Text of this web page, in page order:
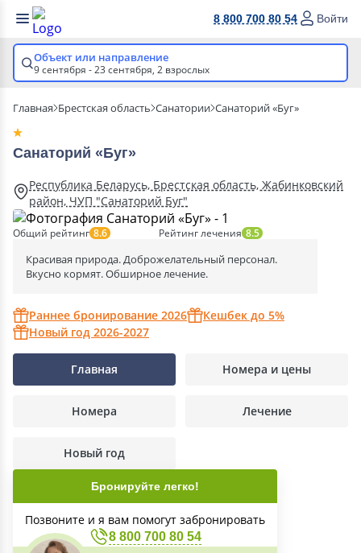
8 800 700 80 54 Войти
Объект или направление
9 сентября - 23 сентября, 2 взрослых
Главная Брестская область Санатории Санаторий «Буг»
Санаторий «Буг»
Республика Беларусь, Брестская область, Жабинковский
район, ЧУП "Санаторий Буг"
Рейтинг лечения 8.5
Общий рейтинг 8.6
Красивая природа. Доброжелательный персонал.
Вкусно кормят. Обширное лечение.
Раннее бронирование 2026
Кешбек до 5%
Новый год 2026-2027
Главная Номера и цены
Номера Лечение
Новый год
Бронируйте легко!
Позвоните и я вам помогут забронировать
8 800 700 80 54